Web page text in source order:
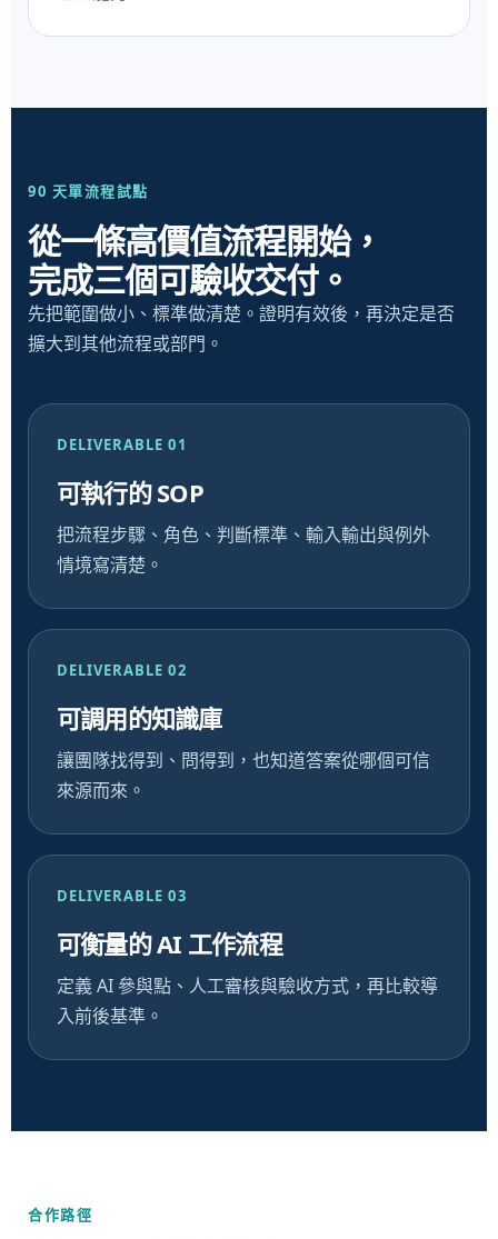
90 天單流程試點
從一條高價值流程開始，
完成三個可驗收交付。
先把範圍做小、標準做清楚。證明有效後，再決定是否
擴大到其他流程或部門。
DELIVERABLE 01
可執行的 SOP
把流程步驟、角色、判斷標準、輸入輸出與例外
情境寫清楚。
DELIVERABLE 02
可調用的知識庫
讓團隊找得到、問得到，也知道答案從哪個可信
來源而來。
DELIVERABLE 03
可衡量的 AI 工作流程
定義 AI 參與點、人工審核與驗收方式，再比較導
入前後基準。
合作路徑